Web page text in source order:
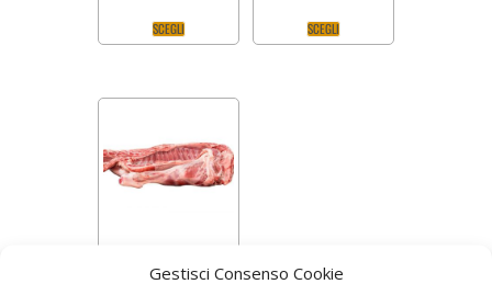
Gestisci Consenso Cookie
SCEGLI SCEGLI